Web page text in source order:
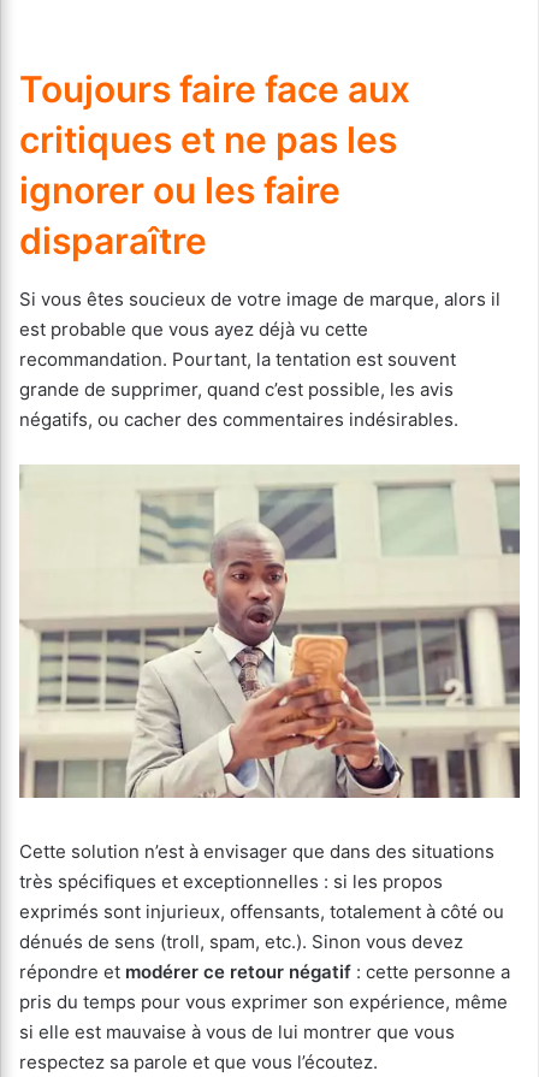
Toujours faire face aux
critiques et ne pas les
ignorer ou les faire
disparaître
Si vous êtes soucieux de votre image de marque, alors il
est probable que vous ayez déjà vu cette
recommandation. Pourtant, la tentation est souvent
grande de supprimer, quand c’est possible, les avis
négatifs, ou cacher des commentaires indésirables.
Cette solution n’est à envisager que dans des situations
très spécifiques et exceptionnelles : si les propos
exprimés sont injurieux, offensants, totalement à côté ou
dénués de sens (troll, spam, etc.). Sinon vous devez
répondre et modérer ce retour négatif : cette personne a
pris du temps pour vous exprimer son expérience, même
si elle est mauvaise à vous de lui montrer que vous
respectez sa parole et que vous l’écoutez.